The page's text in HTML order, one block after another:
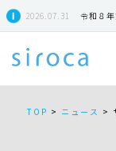
2026.07.31 令和８年
TOP > ニュース >